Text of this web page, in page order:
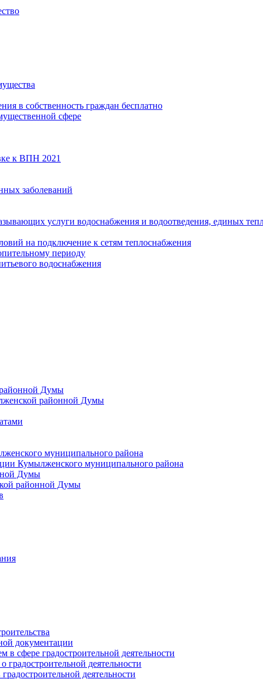
в собственность граждан бесплатно
сфере
к ВПН 2021
заболеваний
услуги водоснабжения и водоотведения, единых
на подключение к сетям теплоснабжения
периоду
водоснабжения
Думы
районной Думы
муниципального района
Кумылженского муниципального района
Думы
районной Думы
документации
сфере градостроительной деятельности
деятельности
деятельности